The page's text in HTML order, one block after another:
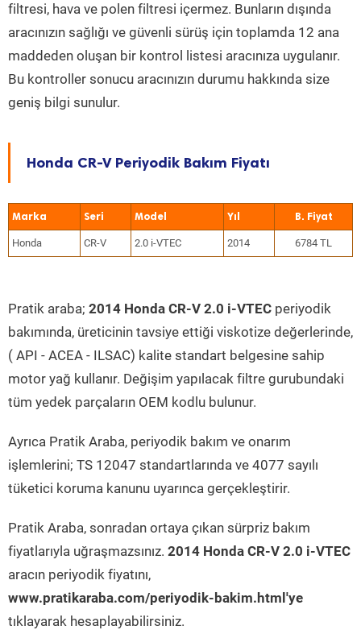
filtresi, hava ve polen filtresi içermez. Bunların dışında
aracınızın sağlığı ve güvenli sürüş için toplamda 12 ana
maddeden oluşan bir kontrol listesi aracınıza uygulanır.
Bu kontroller sonucu aracınızın durumu hakkında size
geniş bilgi sunulur.
Honda CR-V Periyodik Bakım Fiyatı
Marka Seri Model Yıl
Honda CR-V 2.0 i-VTEC 2014 6784 TL
Pratik araba; 2014 Honda CR-V 2.0 i-VTEC periyodik
bakımında, üreticinin tavsiye ettiği viskotize değerlerinde,
( API - ACEA - ILSAC) kalite standart belgesine sahip
motor yağ kullanır. Değişim yapılacak filtre gurubundaki
tüm yedek parçaların OEM kodlu bulunur.
Ayrıca Pratik Araba, periyodik bakım ve onarım
işlemlerini; TS 12047 standartlarında ve 4077 sayılı
tüketici koruma kanunu uyarınca gerçekleştirir.
Pratik Araba, sonradan ortaya çıkan sürpriz bakım
fiyatlarıyla uğraşmazsınız. 2014 Honda CR-V 2.0 i-VTEC
aracın periyodik fiyatını,
www.pratikaraba.com/periyodik-bakim.html'ye
tıklayarak hesaplayabilirsiniz.